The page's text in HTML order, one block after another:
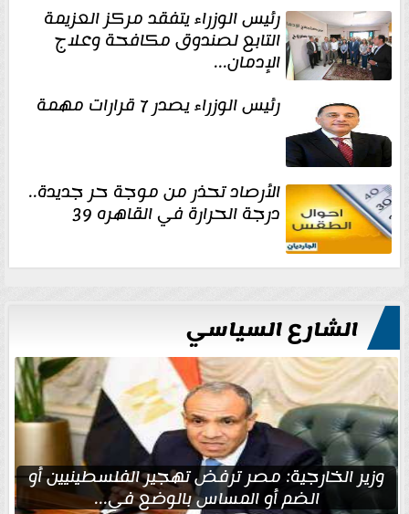
رئيس الوزراء يتفقد مركز العزيمة
التابع لصندوق مكافحة وعلاج
الإدمان...
رئيس الوزراء يصدر 7 قرارات مهمة
الأرصاد تحذر من موجة حر جديدة..
درجة الحرارة في القاهره 39
الشارع السياسي
وزير الخارجية: مصر ترفض تهجير الفلسطينيين أو
الضم أو المساس بالوضع في...